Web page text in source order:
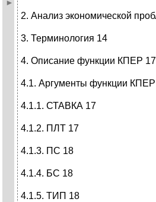
2. Анализ экономической
3. Терминология 14
4. Описание функции КПЕР 17
4.1. Аргументы функции
4.1.1. СТАВКА 17
4.1.2. ПЛТ 17
4.1.3. ПС 18
4.1.4. БС 18
4.1.5. ТИП 18